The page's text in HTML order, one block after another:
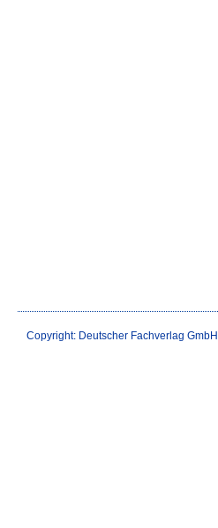
Copyright: Deutscher Fachverlag GmbH